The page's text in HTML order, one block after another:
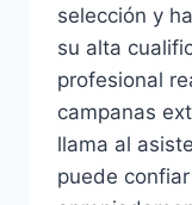
selección y
su alta
profesional
campanas
llama al
puede